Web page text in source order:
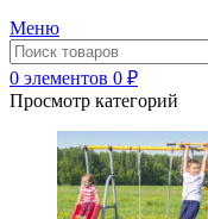
Меню
0 элементов 0 ₽
Просмотр категорий